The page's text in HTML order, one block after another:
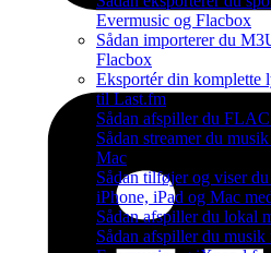
Evermusic og Flacbox
Sådan importerer du
Flacbox
Eksportér din komplette
til Last.fm
Sådan afspiller du
Sådan streamer du
Mac
Sådan tilføjer og viser
iPhone, iPad og Mac
Sådan afspiller du lokal
Sådan afspiller du